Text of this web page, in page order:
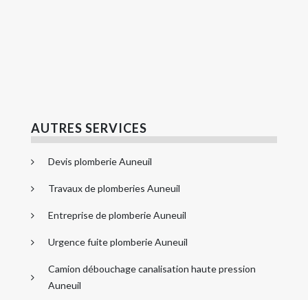
AUTRES SERVICES
Devis plomberie Auneuil
Travaux de plomberies Auneuil
Entreprise de plomberie Auneuil
Urgence fuite plomberie Auneuil
Camion débouchage canalisation haute pression
Auneuil